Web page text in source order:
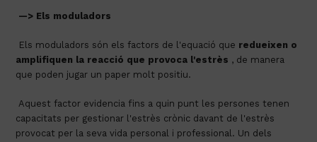
—> Els moduladors
Els moduladors són els factors de l'equació que redueixen o
amplifiquen la reacció que provoca l'estrès , de manera
que poden jugar un paper molt positiu.
Aquest factor evidencia fins a quin punt les persones tenen
capacitats per gestionar l'estrès crònic davant de l'estrès
provocat per la seva vida personal i professional. Un dels